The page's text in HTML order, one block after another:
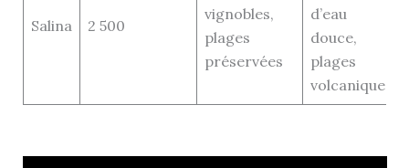
Salina 2 500
vignobles,
plages
préservées
d’eau
douce,
plages
volcaniques